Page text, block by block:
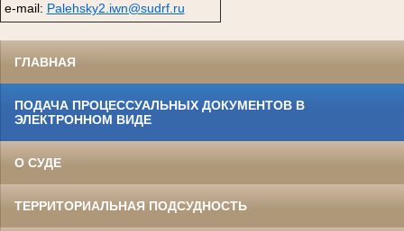
e-mail: Palehsky2.iwn@sudrf.ru
ГЛАВНАЯ
ПОДАЧА ПРОЦЕССУАЛЬНЫХ ДОКУМЕНТОВ В
ЭЛЕКТРОННОМ ВИДЕ
О СУДЕ
ТЕРРИТОРИАЛЬНАЯ ПОДСУДНОСТЬ